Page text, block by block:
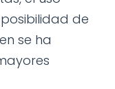
de
se ha